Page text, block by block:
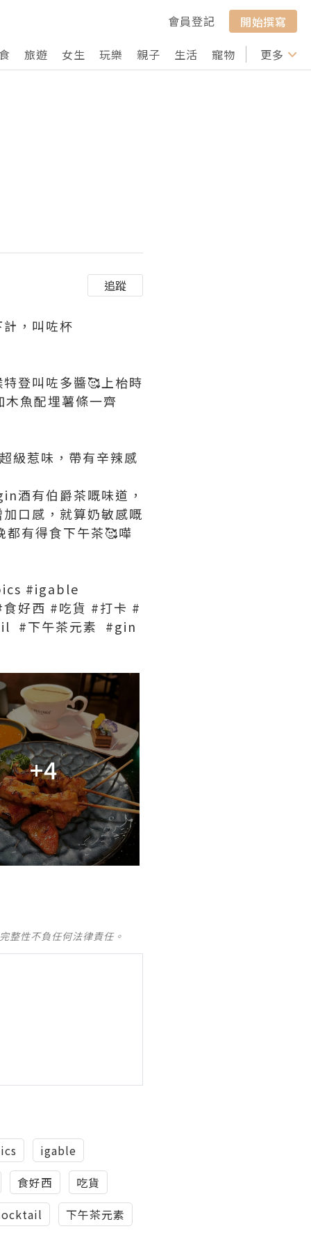
會員登記
開始撰寫
旅遊 女生 玩樂 親子 生活 寵物 行山 打卡
更多
追蹤
，叫咗杯
登叫咗多醬🥰上枱時
魚配埋薯條一齊
級惹味，帶有辛辣感
酒有伯爵茶嘅味道，
口感，就算奶敏感嘅
有得食下午茶🥰嘩
#igable
好西 #吃貨 #打卡 #
#下午茶元素 #gin
+4
整性不負任何法律責任。
igable
食好西
吃貨
下午茶元素